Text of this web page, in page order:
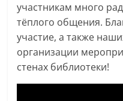
участникам много
тёплого общения.
участие, а также
организации
стенах библиотеки!